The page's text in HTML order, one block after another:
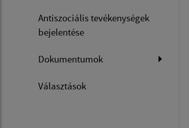
Antiszociális tevékenységek
bejelentése
Dokumentumok
Választások